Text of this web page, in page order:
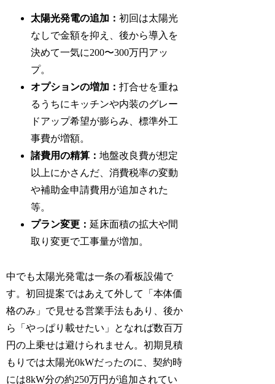
太陽光発電の追加：初回は太陽光
なしで金額を抑え、後から導入を
決めて一気に200〜300万円アッ
プ。
オプションの増加：打合せを重ね
るうちにキッチンや内装のグレー
ドアップ希望が膨らみ、標準外工
事費が増額。
諸費用の精算：地盤改良費が想定
以上にかさんだ、消費税率の変動
や補助金申請費用が追加された
等。
プラン変更：延床面積の拡大や間
取り変更で工事量が増加。
中でも太陽光発電は一条の看板設備で
す。初回提案ではあえて外して「本体価
格のみ」で見せる営業手法もあり、後か
ら「やっぱり載せたい」となれば数百万
円の上乗せは避けられません。初期見積
もりでは太陽光0kWだったのに、契約時
には8kW分の約250万円が追加されてい